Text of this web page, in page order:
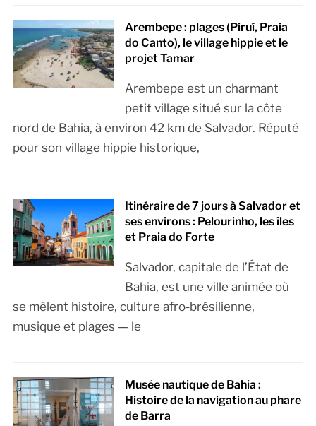
Arembepe : plages (Piruí, Praia
do Canto), le village hippie et le
projet Tamar
Arembepe est un charmant
petit village situé sur la côte
nord de Bahia, à environ 42 km de Salvador. Réputé
pour son village hippie historique,
Itinéraire de 7 jours à Salvador et
ses environs : Pelourinho, les îles
et Praia do Forte
Salvador, capitale de l’État de
Bahia, est une ville animée où
se mêlent histoire, culture afro-brésilienne,
musique et plages — le
Musée nautique de Bahia :
Histoire de la navigation au phare
de Barra